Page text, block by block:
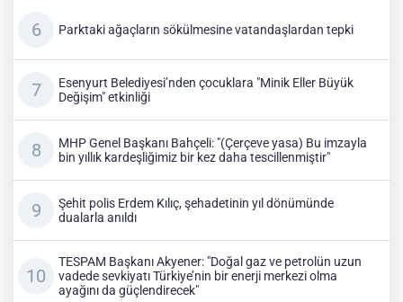
Parktaki ağaçların sökülmesine vatandaşlardan tepki
Esenyurt Belediyesi’nden çocuklara "Minik Eller Büyük
Değişim" etkinliği
MHP Genel Başkanı Bahçeli: "(Çerçeve yasa) Bu imzayla
bin yıllık kardeşliğimiz bir kez daha tescillenmiştir"
Şehit polis Erdem Kılıç, şehadetinin yıl dönümünde
dualarla anıldı
TESPAM Başkanı Akyener: "Doğal gaz ve petrolün uzun
vadede sevkiyatı Türkiye’nin bir enerji merkezi olma
ayağını da güçlendirecek"